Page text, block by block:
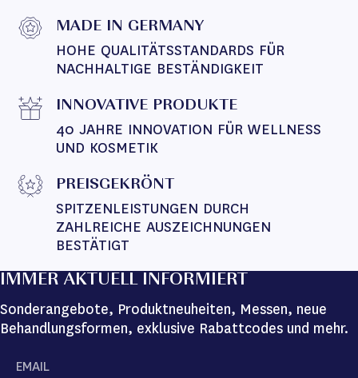
MADE IN GERMANY
HOHE QUALITÄTSSTANDARDS FÜR
NACHHALTIGE BESTÄNDIGKEIT
INNOVATIVE PRODUKTE
40 JAHRE INNOVATION FÜR WELLNESS
UND KOSMETIK
PREISGEKRÖNT
SPITZENLEISTUNGEN DURCH
ZAHLREICHE AUSZEICHNUNGEN
BESTÄTIGT
IMMER AKTUELL INFORMIERT
Sonderangebote, Produktneuheiten, Messen, neue
Behandlungsformen, exklusive Rabattcodes und mehr.